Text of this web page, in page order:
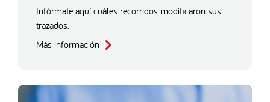
Infórmate aquí cuáles recorridos modificaron sus
trazados.
Más información